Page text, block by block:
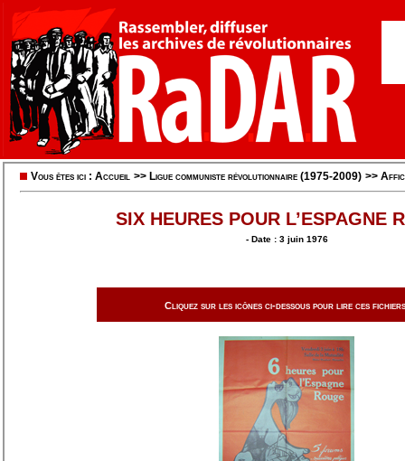
Vous êtes ici : Accueil >> Ligue communiste révolutionnaire (1975-2009) >>
SIX HEURES POUR L’ESPAGNE
- Date : 3 juin 1976
Cliquez sur les icônes ci-dessous pour lire ces